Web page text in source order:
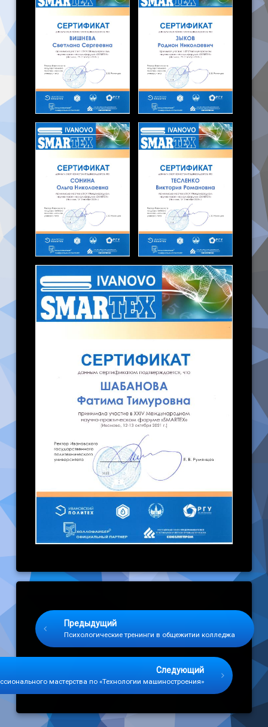
Предыдущий
Психологические тренинги в общежитии колледжа
Следующий
мастерства по «Технологии машиностроения»